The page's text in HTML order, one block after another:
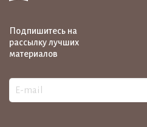
Подпишитесь на
рассылку лучших
материалов